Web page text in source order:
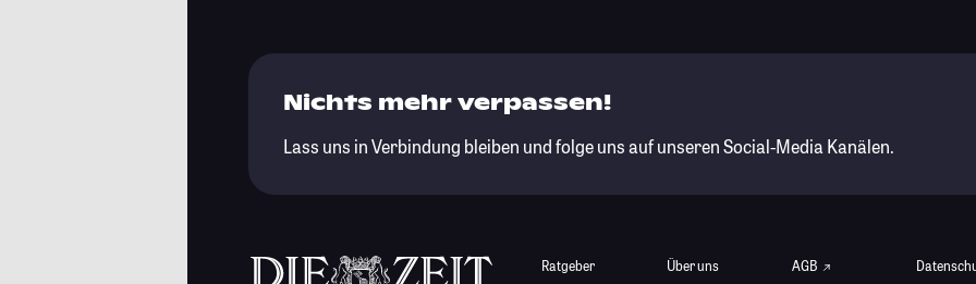
Nichts mehr verpassen!
Lass uns in Verbindung bleiben und folge uns auf unseren Social-Media Kanälen.
Ratgeber Über uns AGB